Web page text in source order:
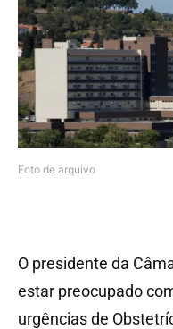
Foto de arquivo
O presidente da
estar preocupado
urgências de